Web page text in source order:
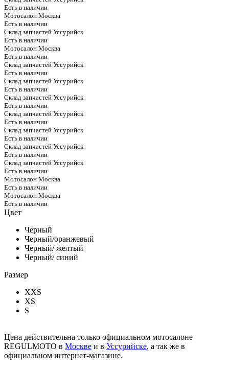
Есть в наличии
Мотосалон Москва
Есть в наличии
Склад запчастей Уссурийск
Есть в наличии
Мотосалон Москва
Есть в наличии
Склад запчастей Уссурийск
Есть в наличии
Склад запчастей Уссурийск
Есть в наличии
Склад запчастей Уссурийск
Есть в наличии
Склад запчастей Уссурийск
Есть в наличии
Склад запчастей Уссурийск
Есть в наличии
Склад запчастей Уссурийск
Есть в наличии
Склад запчастей Уссурийск
Есть в наличии
Мотосалон Москва
Есть в наличии
Мотосалон Москва
Есть в наличии
Цвет
Черный
Черный/оранжевый
Черный/ желтый
Черный/ синий
Размер
XXS
XS
S
Цена действительна только официальном мотосалоне
REGULMOTO в Москве и в Уссурийске, а так же в
официальном интернет-магазине.